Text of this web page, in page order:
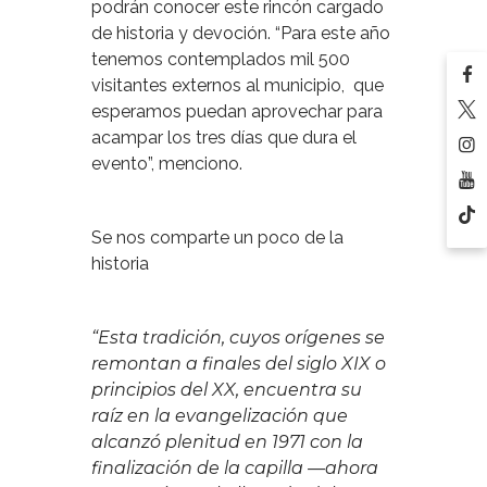
podrán conocer este rincón cargado
de historia y devoción. “Para este año
tenemos contemplados mil 500
visitantes externos al municipio, que
esperamos puedan aprovechar para
acampar los tres días que dura el
evento”, menciono.
Se nos comparte un poco de la
historia
“Esta tradición, cuyos orígenes se
remontan a finales del siglo XIX o
principios del XX, encuentra su
raíz en la evangelización que
alcanzó plenitud en 1971 con la
finalización de la capilla —ahora